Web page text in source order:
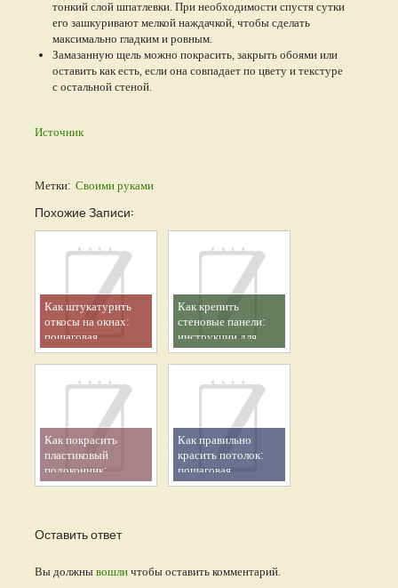
тонкий слой шпатлевки. При необходимости спустя сутки
его зашкуривают мелкой наждачкой, чтобы сделать
максимально гладким и ровным.
Замазанную щель можно покрасить, закрыть обоями или
оставить как есть, если она совпадает по цвету и текстуре
с остальной стеной.
Источник
Метки: Своими руками
Похожие Записи:
Как штукатурить
откосы на окнах:
пошаговая
инструкция
Как крепить
стеновые панели:
инструкции для
дерева, МДФ и
текстиля
Как покрасить
пластиковый
подоконник:
инструкция и советы
Как правильно
красить потолок:
пошаговая
инструкция и
Оставить ответ
Вы должнывошличтобы оставить комментарий.